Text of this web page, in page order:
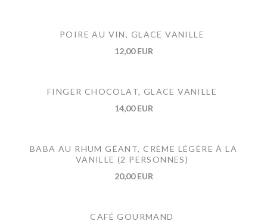
POIRE AU VIN, GLACE VANILLE
12,00 EUR
FINGER CHOCOLAT, GLACE VANILLE
14,00 EUR
BABA AU RHUM GÉANT, CRÈME LÉGÈRE À LA
VANILLE (2 PERSONNES)
20,00 EUR
CAFÉ GOURMAND